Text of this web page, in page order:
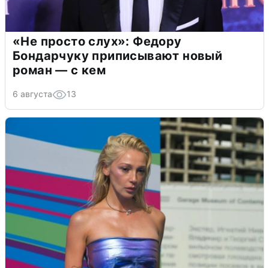
«Не просто слух»: Федору
Бондарчуку приписывают новый
роман — с кем
6 августа 13